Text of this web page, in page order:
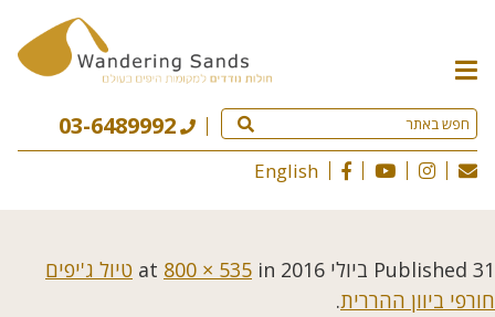
תפריט
האתר
03-6489992
English
Published 31 ביולי 2016 800 × 535 in
טיול ג'יפים
חורפי ביוון ההררית.